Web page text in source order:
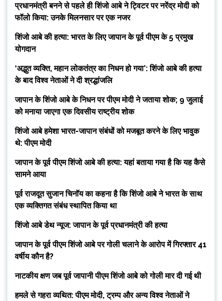
प्रधानमंत्री बनने से पहले ही शिंजो आबे ने ट्विटर पर नरेंद्र मोदी को
फॉलो किया: उनके मिलनसार पर एक नजर
शिंजो आबे की हत्या: भारत के लिए जापान के पूर्व पीएम के 5 प्रमुख
योगदान
‘अद्भुत व्यक्ति, महान लोकतंत्र का निधन हो गया’: शिंजो आबे की हत्या
के बाद विश्व नेताओं ने दी श्रद्धांजलि
जापान के शिंजो आबे के निधन पर पीएम मोदी ने जताया शोक; 9 जुलाई
को मनाया जाएगा एक दिवसीय राष्ट्रीय शोक
शिंजो आबे हमेशा भारत-जापान संबंधों को मजबूत करने के लिए भावुक
थे: पीएम मोदी
जापान के पूर्व पीएम शिंजो आबे की हत्या: यहां बताया गया है कि यह कैसे
सामने आया
पूर्व राजदूत सुजान चिनॉय का कहना है कि शिंजो आबे ने भारत के साथ
एक व्यक्तिगत संबंध स्थापित किया था
शिंजो आबे डेथ न्यूज: जापान के पूर्व प्रधानमंत्री की हत्या
जापान के पूर्व पीएम शिंजो आबे पर गोली चलाने के आरोप में गिरफ्तार 41
वर्षीय कौन है?
नाटकीय क्षण जब पूर्व जापानी पीएम शिंजो आबे को गोली मार दी गई थी
हमले से गहरा व्यथित: पीएम मोदी, ट्रम्प और अन्य विश्व नेताओं ने